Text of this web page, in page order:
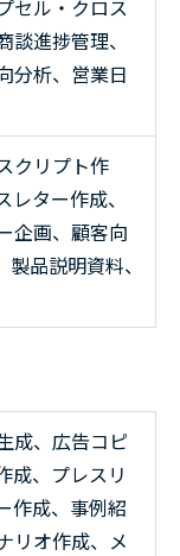
セル・クロス
進捗管理、
分析、営業日
クリプト作
ター作成、
企画、顧客向
品説明資料、
成、広告コピ
成、プレスリ
作成、事例紹
リオ作成、メ